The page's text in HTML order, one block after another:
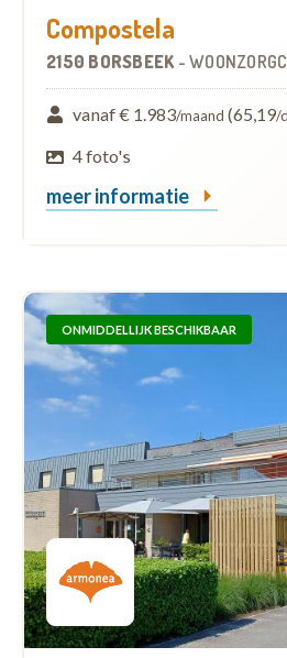
Compostela
2150 BORSBEEK -
vanaf € 1.983/maand (65,19/
4 foto's
meer informatie
ONMIDDELLIJK BESCHIKBAAR